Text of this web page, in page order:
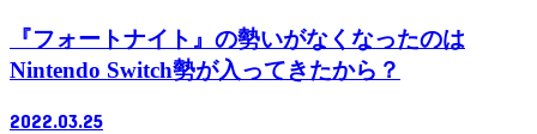
『フォートナイト』の勢いがなくなったのは
Nintendo Switch勢が入ってきたから？
2022.03.25